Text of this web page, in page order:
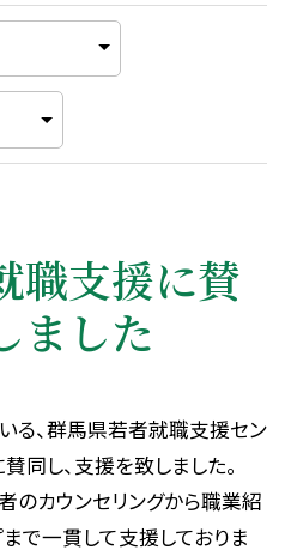
職支援に賛
ました
る、群馬県若者就職支援セン
同し、支援を致しました。
のカウンセリングから職業紹
で一貫して支援しておりま